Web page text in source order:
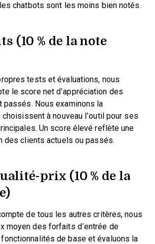
chatbots sont les moins bien notés.
(10 % de la note
tests et évaluations, nous
le score net d’appréciation des
passés. Nous examinons la
à nouveau l’outil pour ses
Un score élevé reflète une
des clients actuels ou passés.
prix (10 % de la
de tous les autres critères, nous
moyen des forfaits d’entrée de
de base et évaluons la